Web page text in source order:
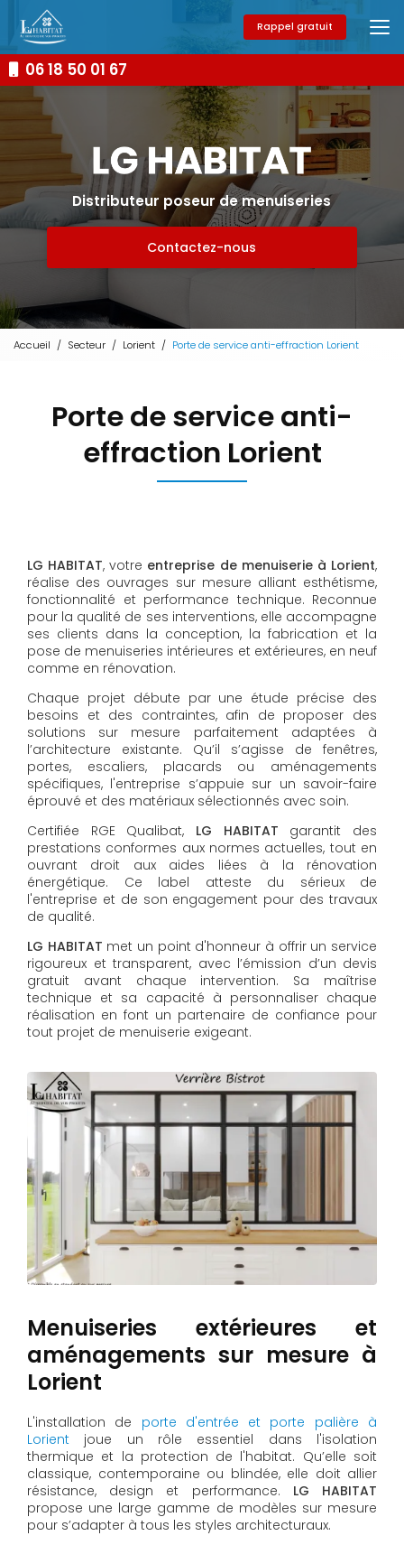
contenu
principal06 18 50 01 67
Rappel gratuit
Distributeur poseur de menuiseries
Contactez-nous
Accueil Secteur Lorient Porte de service anti-effraction Lorient
Porte de service anti-
effraction Lorient
LG HABITAT, votre entreprise de menuiserie à Lorient,
réalise des ouvrages sur mesure alliant esthétisme,
fonctionnalité et performance technique. Reconnue
pour la qualité de ses interventions, elle accompagne
ses clients dans la conception, la fabrication et la
pose de menuiseries intérieures et extérieures, en neuf
comme en rénovation.
Chaque projet débute par une étude précise des
besoins et des contraintes, afin de proposer des
solutions sur mesure parfaitement adaptées à
l’architecture existante. Qu’il s’agisse de fenêtres,
portes, escaliers, placards ou aménagements
spécifiques, l'entreprise s’appuie sur un savoir-faire
éprouvé et des matériaux sélectionnés avec soin.
Certifiée RGE Qualibat, LG HABITAT garantit des
prestations conformes aux normes actuelles, tout en
ouvrant droit aux aides liées à la rénovation
énergétique. Ce label atteste du sérieux de
l'entreprise et de son engagement pour des travaux
de qualité.
LG HABITAT met un point d'honneur à offrir un service
rigoureux et transparent, avec l’émission d’un devis
gratuit avant chaque intervention. Sa maîtrise
technique et sa capacité à personnaliser chaque
réalisation en font un partenaire de confiance pour
tout projet de menuiserie exigeant.
Menuiseries extérieures et
aménagements sur mesure à
Lorient
L'installation de porte d'entrée et porte palière à
Lorient joue un rôle essentiel dans l'isolation
thermique et la protection de l'habitat. Qu’elle soit
classique, contemporaine ou blindée, elle doit allier
résistance, design et performance. LG HABITAT
propose une large gamme de modèles sur mesure
pour s’adapter à tous les styles architecturaux.